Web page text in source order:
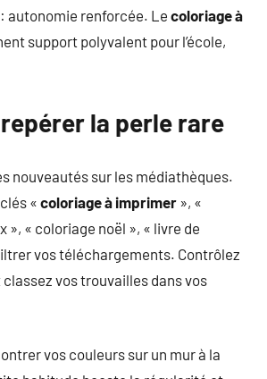
autonomie renforcée. Le coloriage à
support polyvalent pour l’école,
la perle rare
nouveautés sur les médiathèques.
« coloriage à imprimer », «
», « coloriage noël », « livre de
vos téléchargements. Contrôlez
classez vos trouvailles dans vos
vos couleurs sur un mur à la